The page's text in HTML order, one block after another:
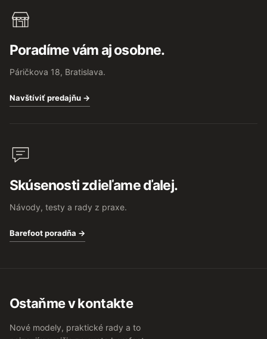
Poradíme vám aj osobne.
Páričkova 18, Bratislava.
Navštíviť predajňu →
Skúsenosti zdieľame ďalej.
Návody, testy a rady z praxe.
Barefoot poradňa →
Ostaňme v kontakte
Nové modely, praktické rady a to